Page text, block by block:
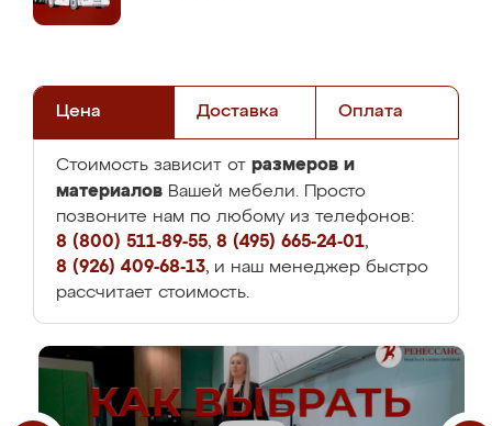
Цена Доставка Оплата
Стоимость зависит от размеров и
материалов Вашей мебели. Просто
позвоните нам по любому из телефонов:
8 (800) 511-89-55, 8 (495) 665-24-01,
8 (926) 409-68-13, и наш менеджер быстро
рассчитает стоимость.